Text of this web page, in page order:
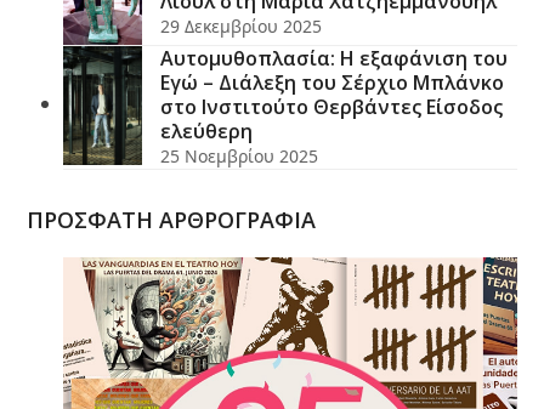
29 Δεκεμβρίου 2025
Αυτομυθοπλασία: Η εξαφάνιση του
Εγώ – Διάλεξη του Σέρχιο Μπλάνκο
στο Ινστιτούτο Θερβάντες Είσοδος
ελεύθερη
25 Νοεμβρίου 2025
ΠΡΟΣΦΑΤΗ ΑΡΘΡΟΓΡΑΦΙΑ